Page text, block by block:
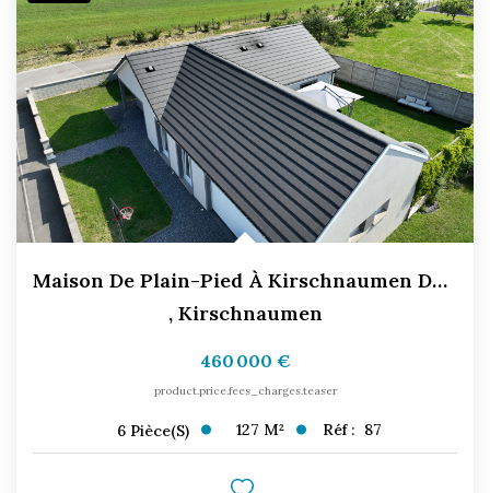
Maison De Plain-Pied À Kirschnaumen De 2020 6 Pièce(s) 127...
, Kirschnaumen
460 000 €
product.price.fees_charges.teaser
6 Pièce(s) 127 M² Réf : 87